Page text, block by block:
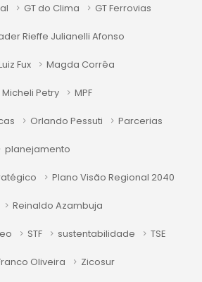
GT do Clima GT Ferrovias
Rieffe Julianelli Afonso
Fux Magda Corrêa
Micheli Petry MPF
Orlando Pessuti Parcerias
planejamento
Plano Visão Regional 2040
Reinaldo Azambuja
STF sustentabilidade TSE
Oliveira Zicosur